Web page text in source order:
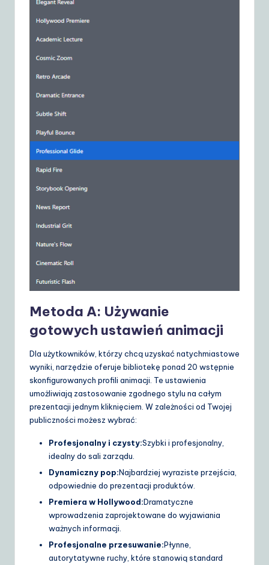
Metoda A: Używanie
gotowych ustawień animacji
Dla użytkowników, którzy chcą uzyskać natychmiastowe
wyniki, narzędzie oferuje bibliotekę ponad 20 wstępnie
skonfigurowanych profili animacji. Te ustawienia
umożliwiają zastosowanie zgodnego stylu na całym
prezentacji jednym kliknięciem. W zależności od Twojej
publiczności możesz wybrać:
Profesjonalny i czysty:Szybki i profesjonalny,
idealny do sali zarządu.
Dynamiczny pop:Najbardziej wyraziste przejścia,
odpowiednie do prezentacji produktów.
Premiera w Hollywood:Dramatyczne
wprowadzenia zaprojektowane do wyjawiania
ważnych informacji.
Profesjonalne przesuwanie:Płynne,
autorytatywne ruchy, które stanowią standard